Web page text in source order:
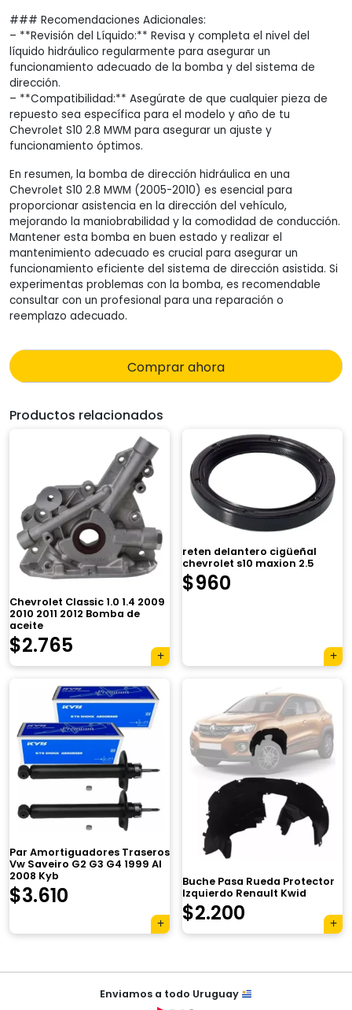
### Recomendaciones Adicionales:
– **Revisión del Líquido:** Revisa y completa el nivel del
líquido hidráulico regularmente para asegurar un
funcionamiento adecuado de la bomba y del sistema de
dirección.
– **Compatibilidad:** Asegúrate de que cualquier pieza de
repuesto sea específica para el modelo y año de tu
Chevrolet S10 2.8 MWM para asegurar un ajuste y
funcionamiento óptimos.
En resumen, la bomba de dirección hidráulica en una
Chevrolet S10 2.8 MWM (2005-2010) es esencial para
proporcionar asistencia en la dirección del vehículo,
mejorando la maniobrabilidad y la comodidad de conducción.
Mantener esta bomba en buen estado y realizar el
mantenimiento adecuado es crucial para asegurar un
funcionamiento eficiente del sistema de dirección asistida. Si
experimentas problemas con la bomba, es recomendable
consultar con un profesional para una reparación o
reemplazo adecuado.
Comprar ahora
Productos relacionados
Chevrolet Classic 1.0 1.4 2009
2010 2011 2012 Bomba de
aceite
El
precio
original
era:
$3.920.
$2.765
precio
actual
es:
$2.765.
reten delantero cigüeñal
chevrolet s10 maxion 2.5
$960
Par Amortiguadores Traseros
Vw Saveiro G2 G3 G4 1999 Al
2008 Kyb
El
era:
$3.610
es:
Buche Pasa Rueda Protector
Izquierdo Renault Kwid
$2.200
NavegaciónEnviamos a todo Uruguay
×
Tu carrito está vacío.
automáticamente.